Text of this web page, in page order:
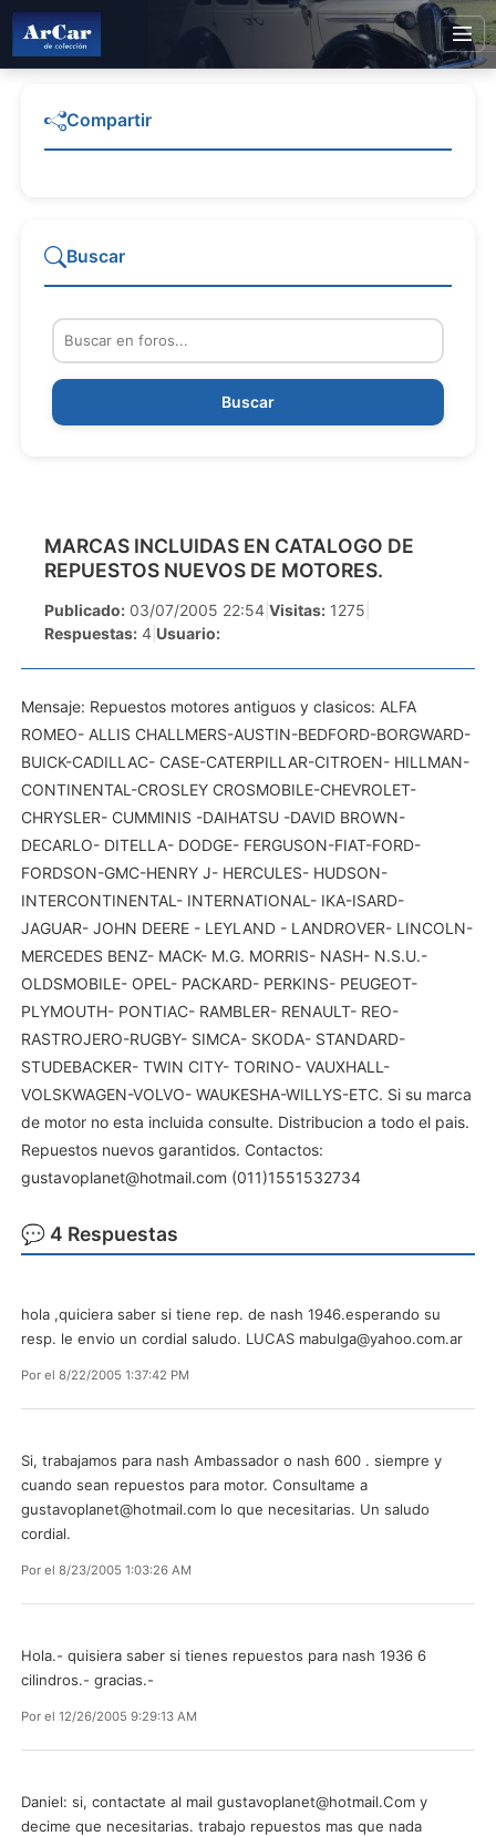
MARCAS INCLUIDAS EN CATALOGO DE
REPUESTOS NUEVOS DE MOTORES.
Publicado: 03/07/2005 22:54 Visitas: 1275
Respuestas: 4 Usuario:
Mensaje: Repuestos motores antiguos y clasicos: ALFA
ROMEO- ALLIS CHALLMERS-AUSTIN-BEDFORD-BORGWARD-
BUICK-CADILLAC- CASE-CATERPILLAR-CITROEN- HILLMAN-
CONTINENTAL-CROSLEY CROSMOBILE-CHEVROLET-
CHRYSLER- CUMMINIS -DAIHATSU -DAVID BROWN-
DECARLO- DITELLA- DODGE- FERGUSON-FIAT-FORD-
FORDSON-GMC-HENRY J- HERCULES- HUDSON-
INTERCONTINENTAL- INTERNATIONAL- IKA-ISARD-
JAGUAR- JOHN DEERE - LEYLAND - LANDROVER- LINCOLN-
MERCEDES BENZ- MACK- M.G. MORRIS- NASH- N.S.U.-
OLDSMOBILE- OPEL- PACKARD- PERKINS- PEUGEOT-
PLYMOUTH- PONTIAC- RAMBLER- RENAULT- REO-
RASTROJERO-RUGBY- SIMCA- SKODA- STANDARD-
STUDEBACKER- TWIN CITY- TORINO- VAUXHALL-
VOLSKWAGEN-VOLVO- WAUKESHA-WILLYS-ETC. Si su marca
de motor no esta incluida consulte. Distribucion a todo el pais.
Repuestos nuevos garantidos. Contactos:
gustavoplanet@hotmail.com (011)1551532734
💬 4 Respuestas
hola ,quiciera saber si tiene rep. de nash 1946.esperando su
resp. le envio un cordial saludo. LUCAS mabulga@yahoo.com.ar
Por el 8/22/2005 1:37:42 PM
Si, trabajamos para nash Ambassador o nash 600 . siempre y
cuando sean repuestos para motor. Consultame a
gustavoplanet@hotmail.com lo que necesitarias. Un saludo
cordial.
Por el 8/23/2005 1:03:26 AM
Hola.- quisiera saber si tienes repuestos para nash 1936 6
cilindros.- gracias.-
Por el 12/26/2005 9:29:13 AM
Daniel: si, contactate al mail gustavoplanet@hotmail.Com y
decime que necesitarias. trabajo repuestos mas que nada
Compartir
Buscar
Buscar